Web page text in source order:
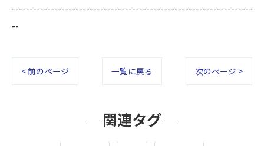
--------------------------------------------------------------------
--
< 前のページ 一覧に戻る 次のページ >
関連タグ